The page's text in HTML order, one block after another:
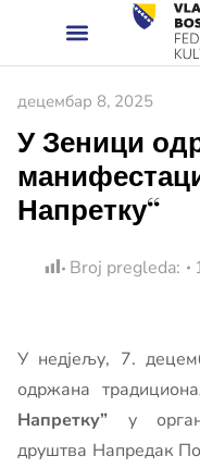
децембар 8, 2025
У Зеници
Напретку“
Broj pregleda:
У недјељу, 7.
одржана
Напретку” у
друштва Напредак